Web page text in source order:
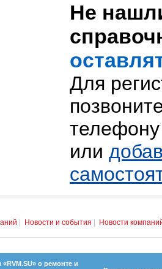
Не
Для
или
Новости и события Новости
о ремонте и